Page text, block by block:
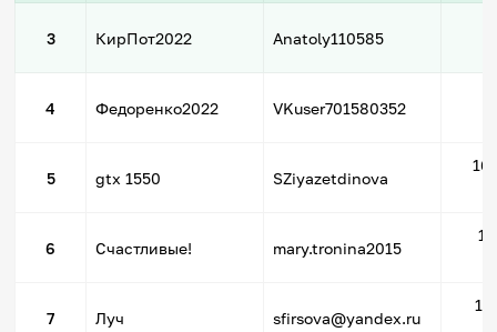
Регистрация Вход
3 КирПот2022 Anatoly110585
4 Федоренко2022 VKuser701580352
5 gtx 1550 SZiyazetdinova
6 Счастливые! mary.tronina2015
7 Луч sfirsova@yandex.ru